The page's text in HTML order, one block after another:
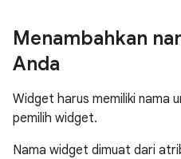
Menambahkan
Anda
Widget harus memiliki nama
pemilih widget.
Nama widget dimuat dari